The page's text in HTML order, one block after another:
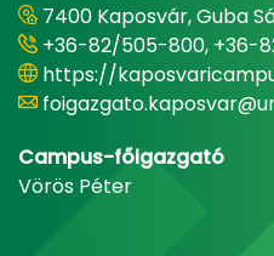
7400 Kaposvár, Guba
+36-82/505-800, +36-
https://
Campus-főigazgató
Vörös Péter